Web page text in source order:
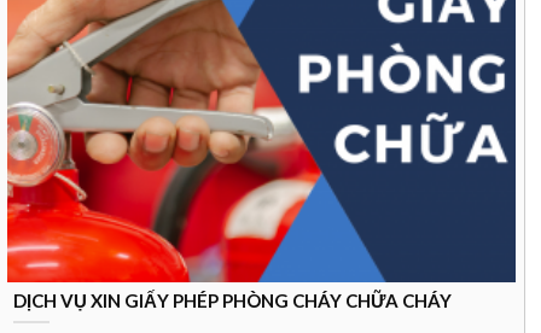
DỊCH VỤ XIN GIẤY PHÉP PHÒNG CHÁY CHỮA CHÁY